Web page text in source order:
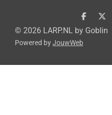
D
e
e
D
e
e
© 2026 LARP.NL by Goblin
Powered byJouwWeb